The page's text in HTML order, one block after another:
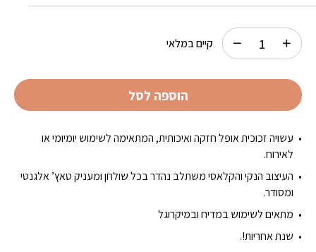
היה:
₪39.90.
הוא:
עשויה זכוכית אופל חזקה ואיכותית, המתאימה לשימוש יומיומי או
לאירוח.
העיצוב הנקי והקלאסי משתלב נהדר בכל שולחן ומעניק טאץ’ אלגנטי
ומסודר.
מתאים לשימוש במדיח ובמיקרוגל
שנת אחריות!.
קיים במלאי
הוספה לסל